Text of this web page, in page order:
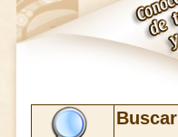
Buscar